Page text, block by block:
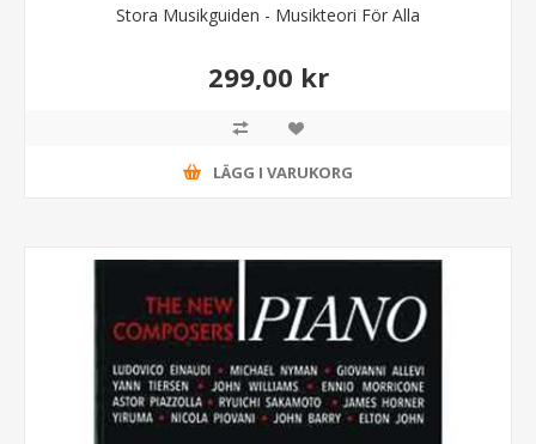
Stora Musikguiden - Musikteori För Alla
299,00 kr
LÄGG I VARUKORG